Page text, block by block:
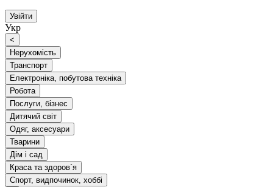
Увійти
Укр
<
Нерухомість
Транспорт
Електроніка, побутова техніка
Робота
Послуги, бізнес
Дитячий світ
Одяг, аксесуари
Тварини
Дім і сад
Краса та здоров`я
Спорт, видпочинок, хоббі